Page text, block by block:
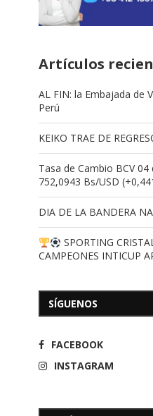
Artículos
AL FIN: la Embajada de
Perú
KEIKO TRAE DE
Tasa de Cambio BCV
752,0943 Bs/USD
DIA DE LA BANDERA
SPORTING
CAMPEONES INTICUP
SÍGUENOS
FACEBOOK
INSTAGRAM